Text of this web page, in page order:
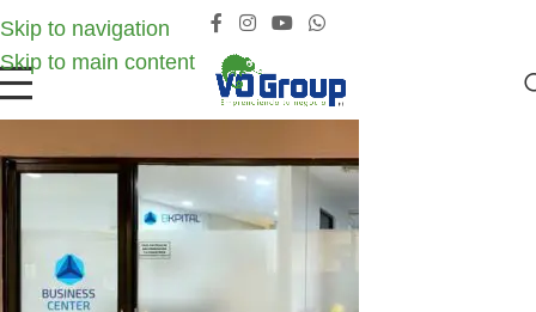
Skip to navigation
Skip to main content